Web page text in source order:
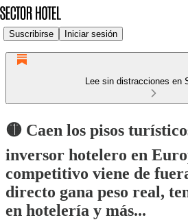
Suscribirse Iniciar sesión
Lee sin distracciones en
🟡 Caen los pisos
inversor hotelero en
competitivo viene de
directo gana peso real,
en hotelería y más...